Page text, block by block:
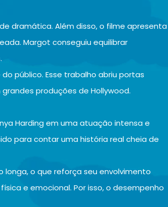
dramática. Além disso, o filme apresenta
Margot conseguiu equilibrar
público. Esse trabalho abriu portas
produções de Hollywood.
Harding em uma atuação intensa e
para contar uma história real cheia de
o que reforça seu envolvimento
e emocional. Por isso, o desempenho